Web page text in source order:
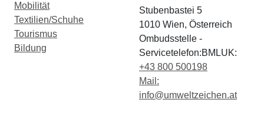
Mobilität
Textilien/Schuhe
Tourismus
Bildung
Stubenbastei 5
1010 Wien, Österreich
Ombudsstelle -
Servicetelefon:BMLUK:
+43 800 500198
Mail:
info@umweltzeichen.at